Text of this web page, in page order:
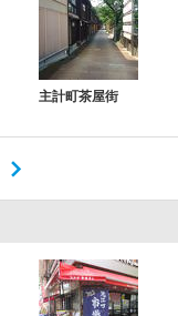
主計町茶屋街